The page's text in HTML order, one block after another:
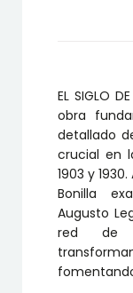
EL SIGLO
obra
detallado
crucial en
1903 y
Bonilla
Augusto
red de